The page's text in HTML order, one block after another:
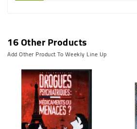
16 Other Products
Add Other Product To Weekly Line Up